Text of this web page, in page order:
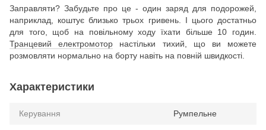
Заправляти? Забудьте про це - один заряд для подорожей,
наприклад, коштує близько трьох гривень. І цього достатньо
для того, щоб на повільному ходу їхати більше 10 годин.
Транцевий електромотор настільки тихий, що ви можете
розмовляти нормально на борту навіть на повній швидкості.
Характеристики
Керування Румпельне